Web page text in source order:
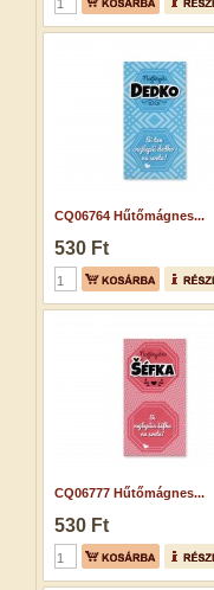
CQ06764 Hűtőmágnes...
530 Ft
CQ06777 Hűtőmágnes...
530 Ft